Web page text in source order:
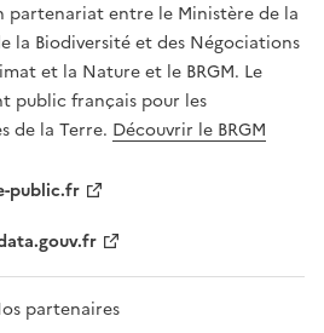
T
É
,
É
G
A
L
F
A
T
partenariat entre le Ministère de la
la Biodiversité et des Négociations
et la Nature et le BRGM. Le
public français pour les
de la Terre. Découvrir le BRGM
public.fr
partenaires